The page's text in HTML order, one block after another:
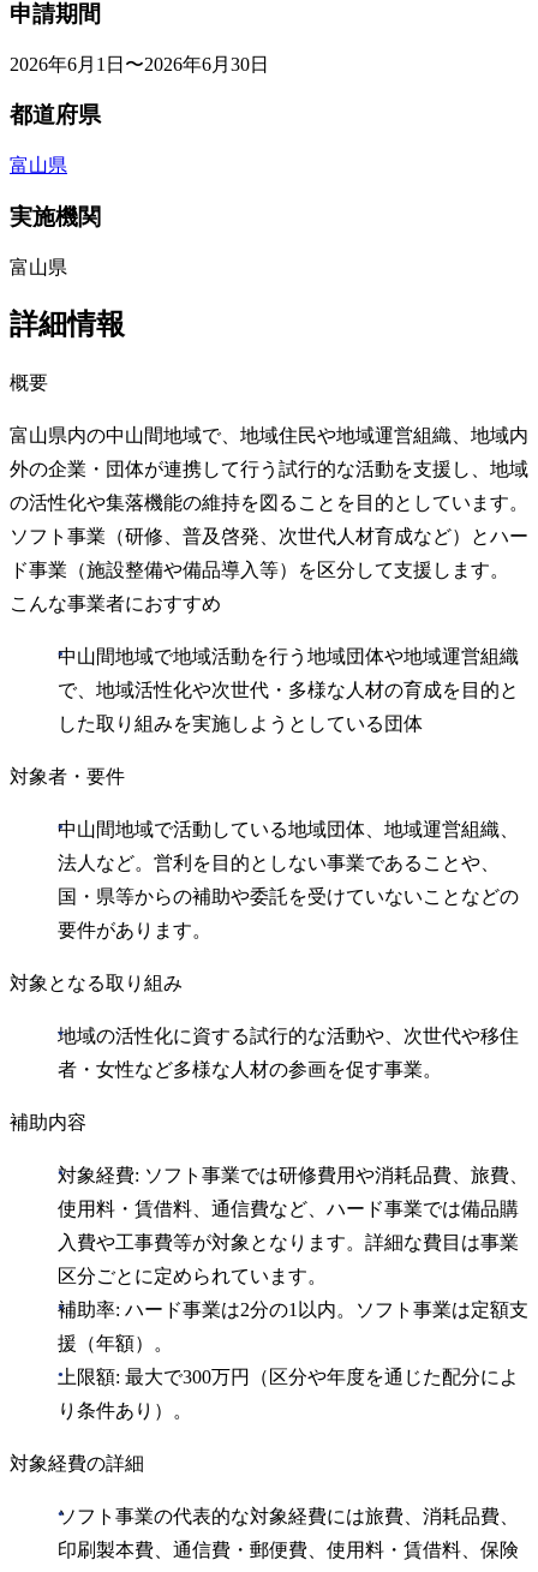
申請期間
2026年6月1日〜2026年6月30日
都道府県
富山県
実施機関
富山県
詳細情報
概要
富山県内の中山間地域で、地域住民や地域運営組織、地域内
外の企業・団体が連携して行う試行的な活動を支援し、地域
の活性化や集落機能の維持を図ることを目的としています。
ソフト事業（研修、普及啓発、次世代人材育成など）とハー
ド事業（施設整備や備品導入等）を区分して支援します。
こんな事業者におすすめ
中山間地域で地域活動を行う地域団体や地域運営組織
で、地域活性化や次世代・多様な人材の育成を目的と
した取り組みを実施しようとしている団体
対象者・要件
中山間地域で活動している地域団体、地域運営組織、
法人など。営利を目的としない事業であることや、
国・県等からの補助や委託を受けていないことなどの
要件があります。
対象となる取り組み
地域の活性化に資する試行的な活動や、次世代や移住
者・女性など多様な人材の参画を促す事業。
補助内容
対象経費: ソフト事業では研修費用や消耗品費、旅費、
使用料・賃借料、通信費など、ハード事業では備品購
入費や工事費等が対象となります。詳細な費目は事業
区分ごとに定められています。
補助率: ハード事業は2分の1以内。ソフト事業は定額支
援（年額）。
上限額: 最大で300万円（区分や年度を通じた配分によ
り条件あり）。
対象経費の詳細
ソフト事業の代表的な対象経費には旅費、消耗品費、
印刷製本費、通信費・郵便費、使用料・賃借料、保険